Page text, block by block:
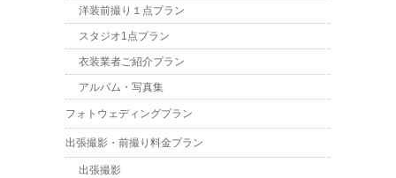
洋装前撮り１点プラン
スタジオ1点プラン
衣装業者ご紹介プラン
アルバム・写真集
フォトウェディングプラン
出張撮影・前撮り料金プラン
出張撮影